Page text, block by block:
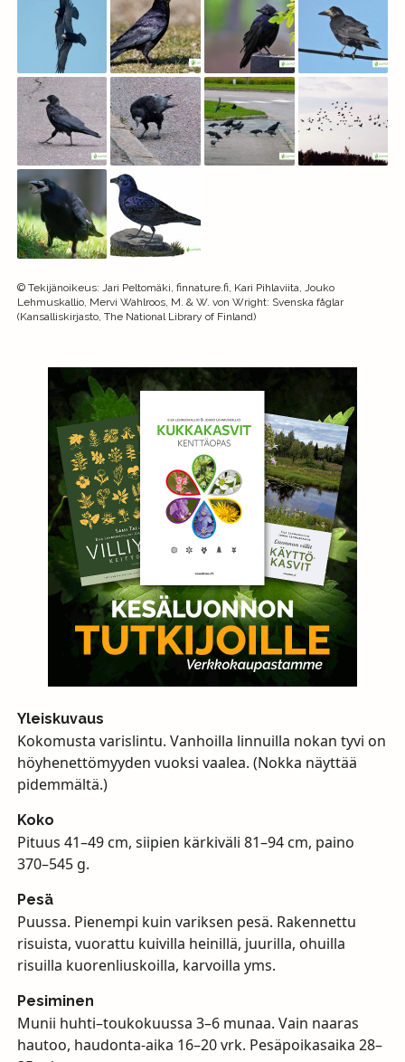
© Tekijänoikeus: Jari Peltomäki, finnature.fi, Kari Pihlaviita, Jouko
Lehmuskallio, Mervi Wahlroos, M. & W. von Wright: Svenska fåglar
(Kansalliskirjasto, The National Library of Finland)
Yleiskuvaus
Kokomusta varislintu. Vanhoilla linnuilla nokan tyvi on
höyhenettömyyden vuoksi vaalea. (Nokka näyttää
pidemmältä.)
Koko
Pituus 41–49 cm, siipien kärkiväli 81–94 cm, paino
370–545 g.
Pesä
Puussa. Pienempi kuin variksen pesä. Rakennettu
risuista, vuorattu kuivilla heinillä, juurilla, ohuilla
risuilla kuorenliuskoilla, karvoilla yms.
Pesiminen
Munii huhti–toukokuussa 3–6 munaa. Vain naaras
hautoo, haudonta-aika 16–20 vrk. Pesäpoikasaika 28–